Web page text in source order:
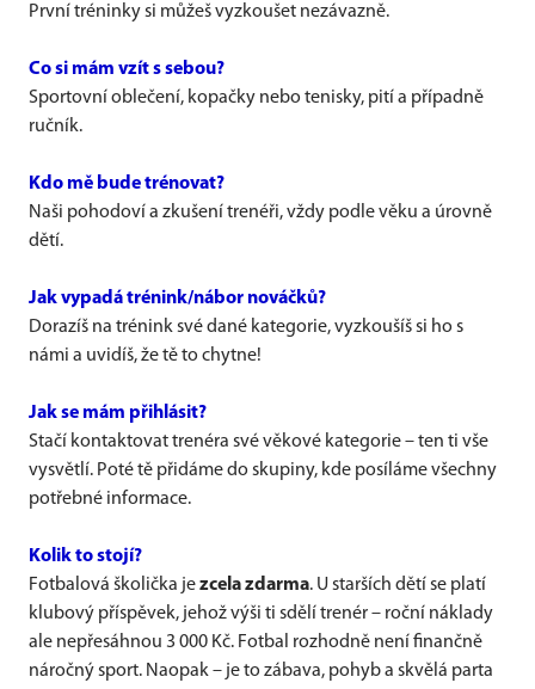
První tréninky si můžeš vyzkoušet nezávazně.
Co si mám vzít s sebou?
Sportovní oblečení, kopačky nebo tenisky, pití a případně
ručník.
Kdo mě bude trénovat?
Naši pohodoví a zkušení trenéři, vždy podle věku a úrovně
dětí.
Jak vypadá trénink/nábor nováčků?
Dorazíš na trénink své dané kategorie, vyzkoušíš si ho s
námi a uvidíš, že tě to chytne!
Jak se mám přihlásit?
Stačí kontaktovat trenéra své věkové kategorie – ten ti vše
vysvětlí. Poté tě přidáme do skupiny, kde posíláme všechny
potřebné informace.
Kolik to stojí?
Fotbalová školička jezcela zdarma. U starších dětí se platí
klubový příspěvek, jehož výši ti sdělí trenér – roční náklady
ale nepřesáhnou 3 000 Kč. Fotbal rozhodně není finančně
náročný sport. Naopak – je to zábava, pohyb a skvělá parta